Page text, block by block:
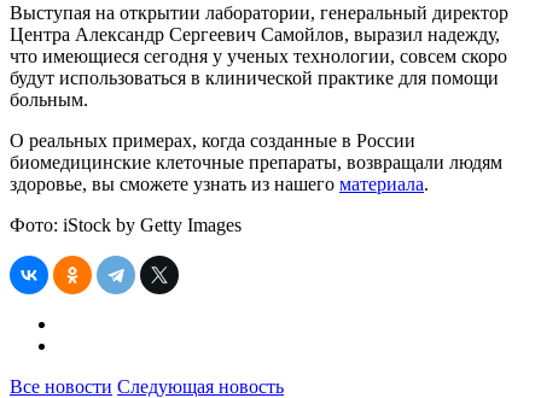
Выступая на открытии лаборатории, генеральный директор
Центра Александр Сергеевич Самойлов, выразил надежду,
что имеющиеся сегодня у ученых технологии, совсем скоро
будут использоваться в клинической практике для помощи
больным.
О реальных примерах, когда созданные в России
биомедицинские клеточные препараты, возвращали людям
здоровье, вы сможете узнать из нашего материала.
Фото: iStock by Getty Images
Все новости Следующая новость